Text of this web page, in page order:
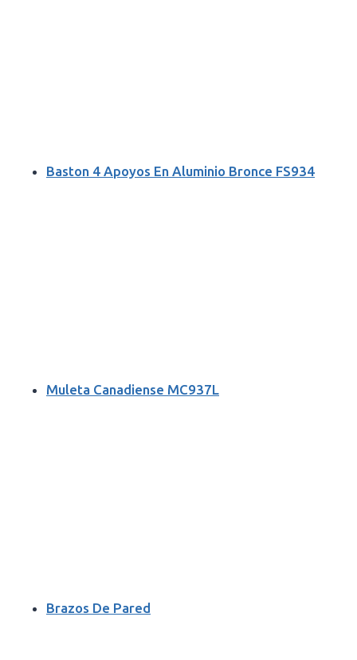
Baston 4 Apoyos En Aluminio Bronce FS934
Muleta Canadiense MC937L
Brazos De Pared